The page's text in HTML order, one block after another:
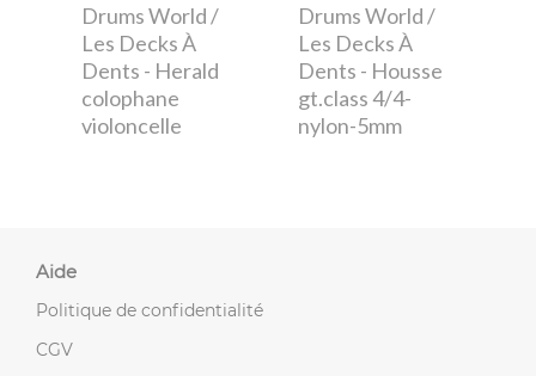
Drums World /
Les Decks À
Dents - Herald
colophane
violoncelle
Drums World /
Les Decks À
Dents - Housse
gt.class 4/4-
nylon-5mm
Aide
Politique de confidentialité
CGV